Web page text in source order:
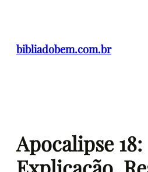
conteúdo
bibliadobem.com.br
Apocalipse 18: